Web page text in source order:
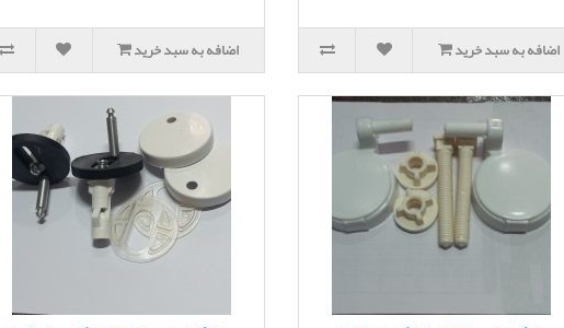
اضافه به سبد خرید اضافه به سبد خرید